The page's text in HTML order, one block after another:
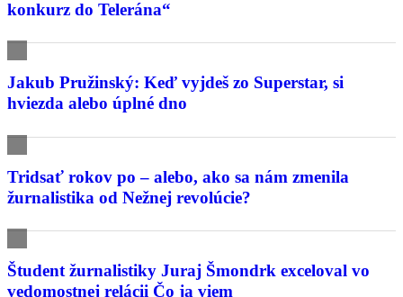
konkurz do Telerána“
Jakub Pružinský: Keď vyjdeš zo Superstar, si
hviezda alebo úplné dno
Tridsať rokov po – alebo, ako sa nám zmenila
žurnalistika od Nežnej revolúcie?
Študent žurnalistiky Juraj Šmondrk exceloval vo
vedomostnej relácii Čo ja viem